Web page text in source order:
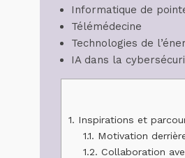
Informatique de
Télémédecine
Technologies de
IA dans la
1. Inspirations et
1.1. Motivation
1.2. Collaboration